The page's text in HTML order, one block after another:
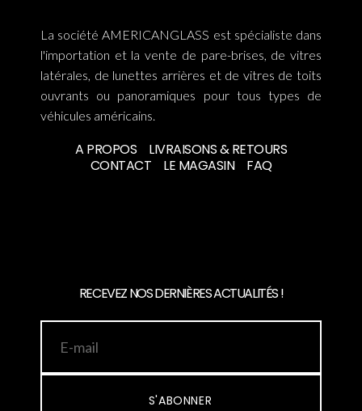
La société AMERICANGLASS est spécialiste dans
l'importation et la vente de pare-brises, de vitres
latérales, de lunettes arrières et de vitres de toits
ouvrants ou panoramiques pour tous types de
véhicules américains.
A PROPOS
LIVRAISONS & RETOURS
CONTACT
LE MAGASIN FAQ
RECEVEZ NOS DERNIÈRES ACTUALITÉS !
S'ABONNER